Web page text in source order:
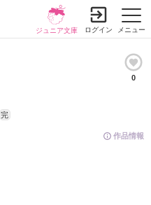
メニュー
ジュニア文庫 ログイン
0
作品情報
完